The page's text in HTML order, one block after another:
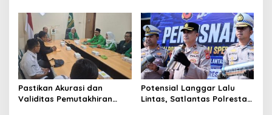
Kota Cimahi
Pastikan Akurasi dan
Validitas Pemutakhiran
Potensial Langgar Lalu
Lintas, Satlantas Polresta